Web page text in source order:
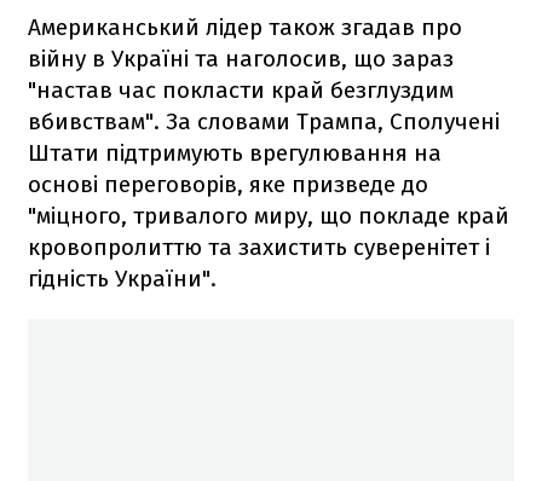
Американський лідер також згадав про
війну в Україні та наголосив, що зараз
"настав час покласти край безглуздим
вбивствам". За словами Трампа, Сполучені
Штати підтримують врегулювання на
основі переговорів, яке призведе до
"міцного, тривалого миру, що покладе край
кровопролиттю та захистить суверенітет і
гідність України".